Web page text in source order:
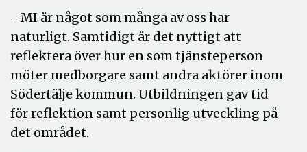
- MI är något som många av oss har
naturligt. Samtidigt är det nyttigt att
reflektera över hur en som tjänsteperson
möter medborgare samt andra aktörer inom
Södertälje kommun. Utbildningen gav tid
för reflektion samt personlig utveckling på
det området.